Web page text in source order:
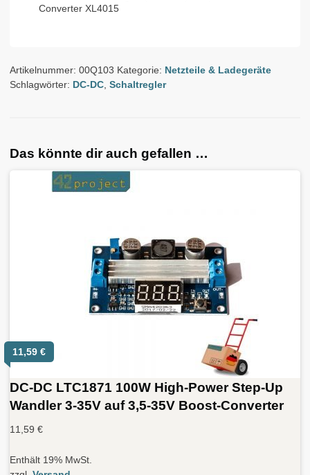
Converter XL4015
Artikelnummer: 00Q103 Kategorie: Netzteile & Ladegeräte
Schlagwörter: DC-DC Schaltregler
Das könnte dir auch gefallen …
11,59 €
DC-DC LTC1871 100W High-Power Step-Up
Wandler 3-35V auf 3,5-35V Boost-Converter
11,59 €
Enthält 19% MwSt.